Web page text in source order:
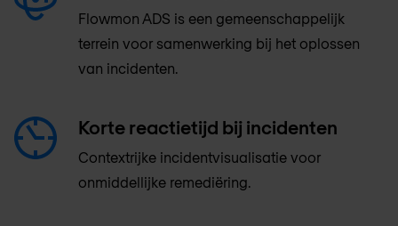
Flowmon ADS is een gemeenschappelijk
terrein voor samenwerking bij het oplossen
van incidenten.
Korte reactietijd bij incidenten
Contextrijke incidentvisualisatie voor
onmiddellijke remediëring.